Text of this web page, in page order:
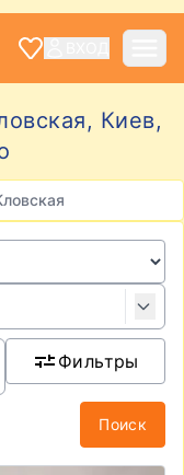
Киев,
Фильтры
Поиск